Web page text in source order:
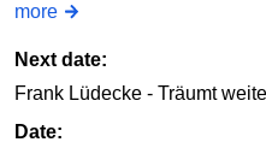
more
Next date:
Frank Lüdecke - Träumt
Date: